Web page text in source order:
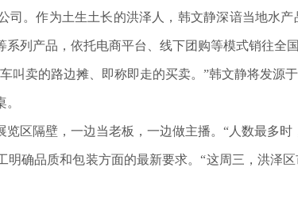
司。作为土生土长的洪泽人，韩文静深谙当地水
列产品，依托电商平台、线下团购等模式销往全国
卖的路边摊、即称即走的买卖。”韩文静将发源
隔壁，一边当老板，一边做主播。“人数最多时
确品质和包装方面的最新要求。“这周三，洪泽